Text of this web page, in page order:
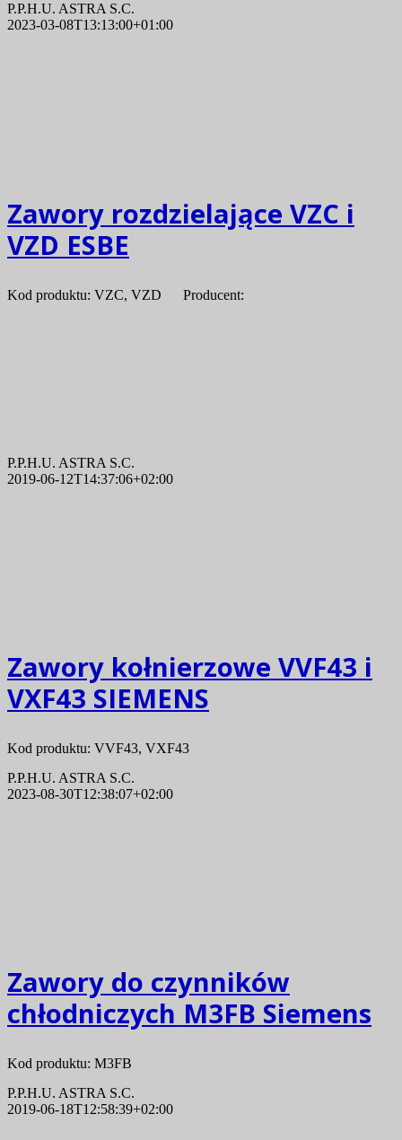
P.P.H.U. ASTRA S.C.
2023-03-08T13:13:00+01:00
Zawory rozdzielające VZC i
VZD ESBE
Kod produktu: VZC, VZD Producent:
P.P.H.U. ASTRA S.C.
2019-06-12T14:37:06+02:00
Zawory kołnierzowe VVF43 i
VXF43 SIEMENS
Kod produktu: VVF43, VXF43
P.P.H.U. ASTRA S.C.
2023-08-30T12:38:07+02:00
Zawory do czynników
chłodniczych M3FB Siemens
Kod produktu: M3FB
P.P.H.U. ASTRA S.C.
2019-06-18T12:58:39+02:00